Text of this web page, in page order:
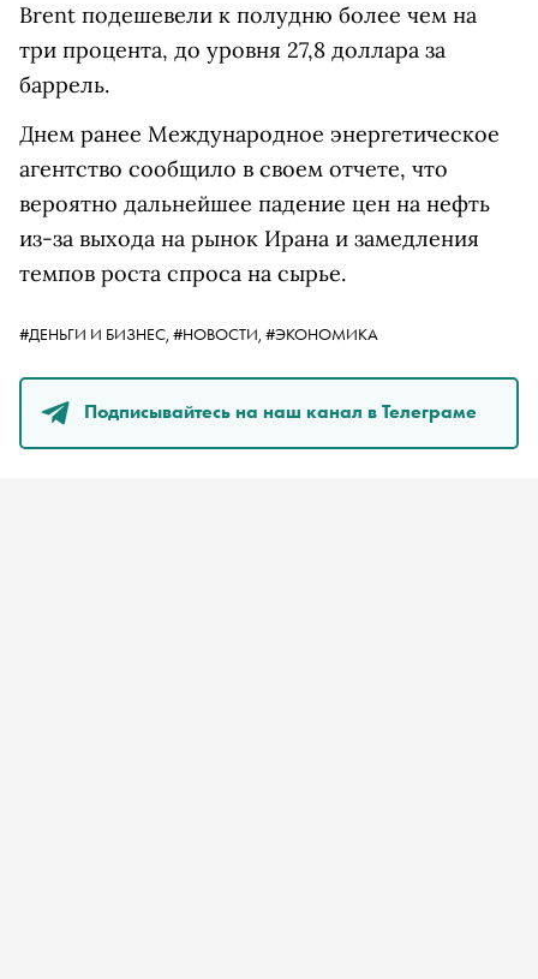
Brent подешевели к полудню более чем на
три процента, до уровня 27,8 доллара за
баррель.
Днем ранее Международное энергетическое
агентство сообщило в своем отчете, что
вероятно дальнейшее падение цен на нефть
из-за выхода на рынок Ирана и замедления
темпов роста спроса на сырье.
#ДЕНЬГИ И БИЗНЕС, #НОВОСТИ, #ЭКОНОМИКА
Подписывайтесь на наш канал в Телеграме